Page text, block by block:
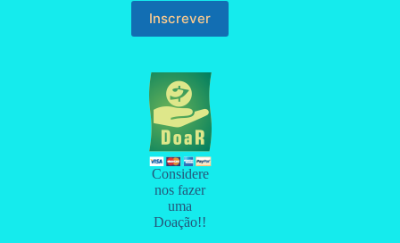
Considere
nos fazer
uma
Doação!!